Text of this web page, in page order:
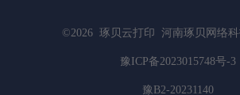
©2026 琢贝云打印 河南琢贝网络
豫ICP备2023015748号-3
豫B2-20231140